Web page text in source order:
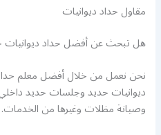
مقاول حداد ديوانيات
هل تبحث عن أفضل حداد ديوانيات
نحن نعمل من خلال أفضل معلم
ديوانيات حديد وجلسات حديد
وصيانة مظلات وغيرها من الخدمات.